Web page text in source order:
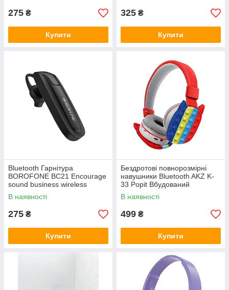
275 ₴
Купити
325 ₴
Купити
Bluetooth Гарнітура
BOROFONE BC21 Encourage
sound business wireless
headset Black
В наявності
275 ₴
Купити
Бездротові повнорозмірні
навушники Bluetooth AKZ K-
33 Popit Вбудований
мікрофон Червоні
В наявності
499 ₴
Купити